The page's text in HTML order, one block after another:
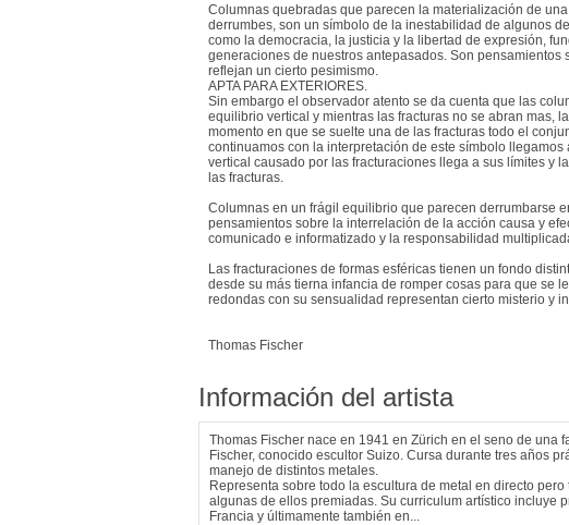
Columnas quebradas que parecen la materialización de
derrumbes, son un símbolo de la inestabilidad de algunos
como la democracia, la justicia y la libertad de expresión,
generaciones de nuestros antepasados. Son pensamientos
reflejan un cierto pesimismo.
APTA PARA EXTERIORES.
Sin embargo el observador atento se da cuenta que las
equilibrio vertical y mientras las fracturas no se abran mas,
momento en que se suelte una de las fracturas todo el
continuamos con la interpretación de este símbolo
vertical causado por las fracturaciones llega a sus límites y
las fracturas.
Columnas en un frágil equilibrio que parecen derrumbarse
pensamientos sobre la interrelación de la acción causa y
comunicado e informatizado y la responsabilidad
Las fracturaciones de formas esféricas tienen un fondo
desde su más tierna infancia de romper cosas para que se
redondas con su sensualidad representan cierto misterio y
Thomas Fischer
Información del artista
Thomas Fischer nace en 1941 en Zürich en el seno de una
Fischer, conocido escultor Suizo. Cursa durante tres años
manejo de distintos metales.
Representa sobre todo la escultura de metal en directo
algunas de ellos premiadas. Su curriculum artístico incluye
Francia y últimamente también en...